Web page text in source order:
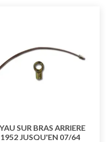
SUR BRAS ARRIERE
JUSQU'EN 07/64